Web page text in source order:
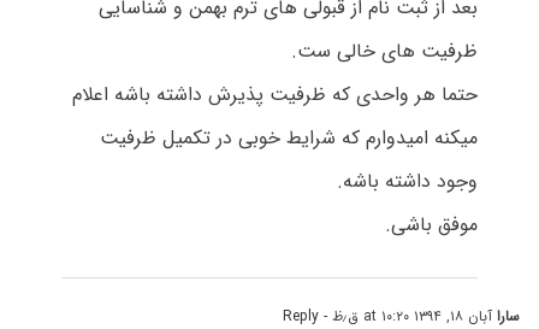
بعد از ثبت نام از قبولی های ترم بهمن و شناسایی
ظرفیت های خالی ست.
حتما هر واحدی که ظرفیت پذیرش داشته باشه اعلام
میکنه امیدوارم که شرایط خوبی در تکمیل ظرفیت
وجود داشته باشه.
موفق باشی.
ساراآبان ۱۸, ۱۳۹۴ at ۱۰:۲۰ ق٫ظ - Reply